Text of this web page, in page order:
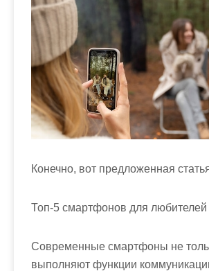
Конечно, вот предложенная
Топ-5 смартфонов для
Современные смартфоны не
выполняют функции